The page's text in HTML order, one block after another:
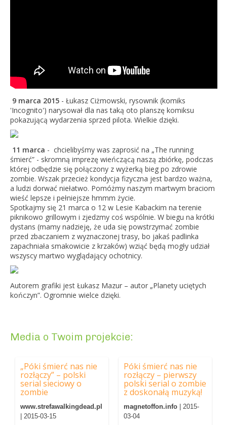
9 marca 2015 - Łukasz Ciżmowski, rysownik (komiks
'Incognito') narysował dla nas taką oto planszę komiksu
pokazującą wydarzenia sprzed pilota. Wielkie dzięki.
11 marca - chcielibyśmy was zaprosić na „The running
śmierć” - skromną imprezę wieńczącą naszą zbiórkę, podczas
której odbędzie się połączony z wyżerką bieg po zdrowie
zombie. Wszak przecież kondycja fizyczna jest bardzo ważna,
a ludzi dorwać niełatwo. Pomóżmy naszym martwym braciom
wieść lepsze i pełniejsze hmmm życie.
Spotkajmy się 21 marca o 12 w Lesie Kabackim na terenie
piknikowo grillowym i zjedzmy coś wspólnie. W biegu na krótki
dystans (mamy nadzieję, że uda się powstrzymać zombie
przed zbaczaniem z wyznaczonej trasy, bo jakaś padlinka
zapachniała smakowicie z krzaków) wziąć będą mogły udział
wszyscy martwo wyglądający ochotnicy.
Autorem grafiki jest Łukasz Mazur – autor „Planety uciętych
kończyn”. Ogromnie wielce dzięki.
Media o Twoim projekcie:
„Póki śmierć nas nie
rozłączy” – polski
serial sieciowy o
zombie
www.strefawalkingdead.pl
| 2015-03-15
Póki śmierć nas nie
rozłączy – pierwszy
polski serial o zombie
z doskonałą muzyką!
magnetoffon.info| 2015-
03-04